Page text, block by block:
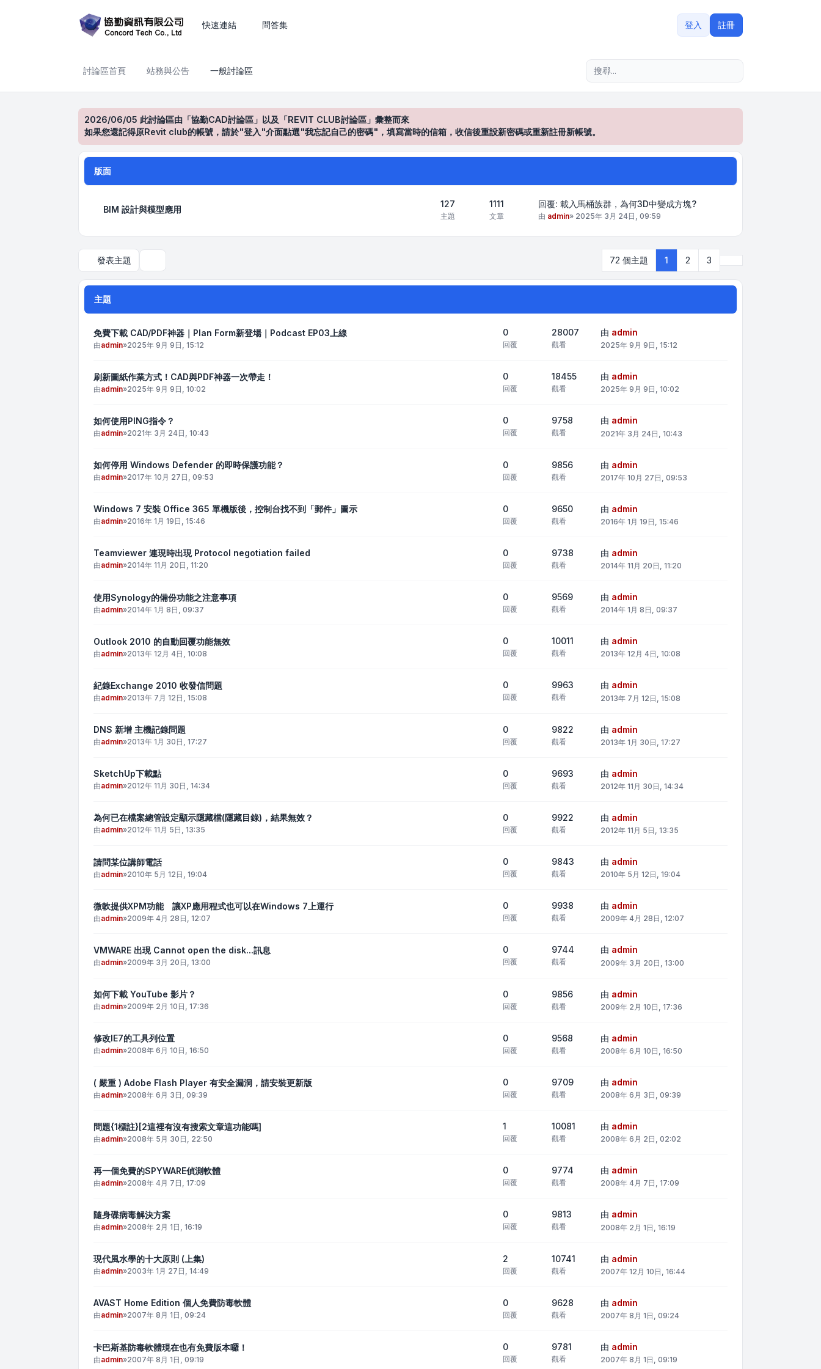
快速連結 問答集 登入 註冊
討論區首頁 站務與公告 一般討論區
2026/06/05 此討論區由「協勤CAD討論區」以及「REVIT CLUB討論區」彙整而來
如果您還記得原Revit club的帳號，請於"登入"介面點選"我忘記自己的密碼"，填寫當時的信箱，收信後重設新密碼或重新註冊新帳號。
版面
BIM 設計與模型應用
127
主題
1111
文章
回覆: 載入馬桶族群，為何3D中變成方塊?
由 admin» 2025年 3月 24日, 09:59
發表主題 72 個主題 1 2 3
主題
免費下載 CAD/PDF神器｜Plan Form新登場｜Podcast EP03上線
由admin»2025年 9月 9日, 15:12
0
回覆
28007
觀看
由 admin
2025年 9月 9日, 15:12
刷新圖紙作業方式！CAD與PDF神器一次帶走！
由admin»2025年 9月 9日, 10:02
0
回覆
18455
觀看
由 admin
2025年 9月 9日, 10:02
如何使用PING指令？
由admin»2021年 3月 24日, 10:43
0
回覆
9758
觀看
由 admin
2021年 3月 24日, 10:43
如何停用 Windows Defender 的即時保護功能？
由admin»2017年 10月 27日, 09:53
0
回覆
9856
觀看
由 admin
2017年 10月 27日, 09:53
Windows 7 安裝 Office 365 單機版後，控制台找不到「郵件」圖示
由admin»2016年 1月 19日, 15:46
0
回覆
9650
觀看
由 admin
2016年 1月 19日, 15:46
Teamviewer 連現時出現 Protocol negotiation failed
由admin»2014年 11月 20日, 11:20
0
回覆
9738
觀看
由 admin
2014年 11月 20日, 11:20
使用Synology的備份功能之注意事項
由admin»2014年 1月 8日, 09:37
0
回覆
9569
觀看
由 admin
2014年 1月 8日, 09:37
Outlook 2010 的自動回覆功能無效
由admin»2013年 12月 4日, 10:08
0
回覆
10011
觀看
由 admin
2013年 12月 4日, 10:08
紀錄Exchange 2010 收發信問題
由admin»2013年 7月 12日, 15:08
0
回覆
9963
觀看
由 admin
2013年 7月 12日, 15:08
DNS 新增 主機記錄問題
由admin»2013年 1月 30日, 17:27
0
回覆
9822
觀看
由 admin
2013年 1月 30日, 17:27
SketchUp下載點
由admin»2012年 11月 30日, 14:34
0
回覆
9693
觀看
由 admin
2012年 11月 30日, 14:34
為何已在檔案總管設定顯示隱藏檔(隱藏目錄)，結果無效？
由admin»2012年 11月 5日, 13:35
0
回覆
9922
觀看
由 admin
2012年 11月 5日, 13:35
請問某位講師電話
由admin»2010年 5月 12日, 19:04
0
回覆
9843
觀看
由 admin
2010年 5月 12日, 19:04
微軟提供XPM功能 讓XP應用程式也可以在Windows 7上運行
由admin»2009年 4月 28日, 12:07
0
回覆
9938
觀看
由 admin
2009年 4月 28日, 12:07
VMWARE 出現 Cannot open the disk...訊息
由admin»2009年 3月 20日, 13:00
0
回覆
9744
觀看
由 admin
2009年 3月 20日, 13:00
如何下載 YouTube 影片？
由admin»2009年 2月 10日, 17:36
0
回覆
9856
觀看
由 admin
2009年 2月 10日, 17:36
修改IE7的工具列位置
由admin»2008年 6月 10日, 16:50
0
回覆
9568
觀看
由 admin
2008年 6月 10日, 16:50
( 嚴重 ) Adobe Flash Player 有安全漏洞，請安裝更新版
由admin»2008年 6月 3日, 09:39
0
回覆
9709
觀看
由 admin
2008年 6月 3日, 09:39
問題{1標註}[2這裡有沒有搜索文章這功能嗎]
由admin»2008年 5月 30日, 22:50
1
回覆
10081
觀看
由 admin
2008年 6月 2日, 02:02
再一個免費的SPYWARE偵測軟體
由admin»2008年 4月 7日, 17:09
0
回覆
9774
觀看
由 admin
2008年 4月 7日, 17:09
隨身碟病毒解決方案
由admin»2008年 2月 1日, 16:19
0
回覆
9813
觀看
由 admin
2008年 2月 1日, 16:19
現代風水學的十大原則 (上集)
由admin»2003年 1月 27日, 14:49
2
回覆
10741
觀看
由 admin
2007年 12月 10日, 16:44
AVAST Home Edition 個人免費防毒軟體
由admin»2007年 8月 1日, 09:24
0
回覆
9628
觀看
由 admin
2007年 8月 1日, 09:24
卡巴斯基防毒軟體現在也有免費版本囉！
由admin»2007年 8月 1日, 09:19
0
回覆
9781
觀看
由 admin
2007年 8月 1日, 09:19